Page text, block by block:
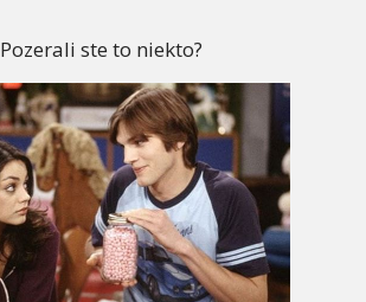
Pozerali ste to niekto?